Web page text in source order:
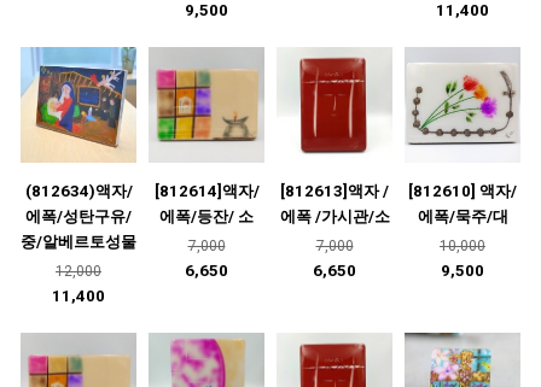
9,500 11,400
(812634)액자/
에폭/성탄구유/
중/알베르토성물
12,000
11,400
[812614]액자/
에폭/등잔/ 소
7,000
6,650
[812613]액자 /
에폭 /가시관/소
7,000
6,650
[812610] 액자/
에폭/묵주/대
10,000
9,500